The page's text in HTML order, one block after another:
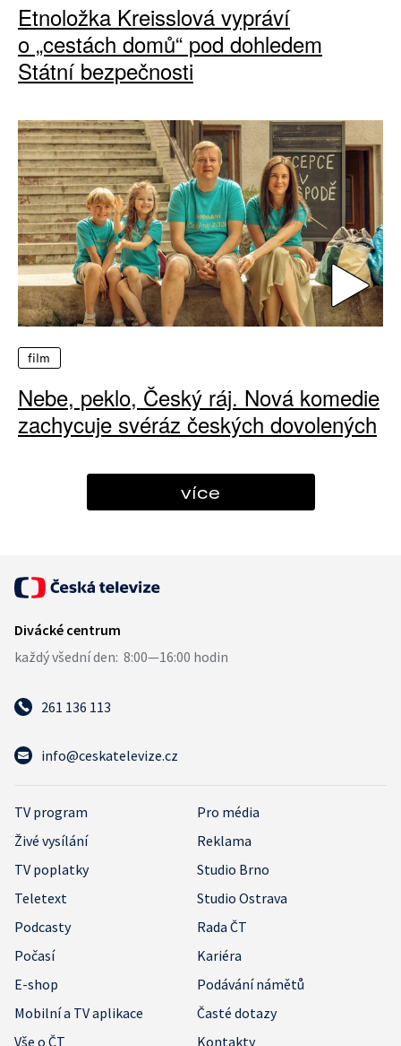
Etnoložka Kreisslová vypráví
o „cestách domů“ pod dohledem
Státní bezpečnosti
film
Nebe, peklo, Český ráj. Nová komedie
zachycuje svéráz českých dovolených
více
261 136 113
info@ceskatelevize.cz
TV program
Pro média
Živé vysílání
Reklama
TV poplatky
Studio Brno
Teletext
Studio Ostrava
Podcasty
Rada ČT
Počasí
Kariéra
E-shop
Podávání námětů
Mobilní a TV aplikace
Časté dotazy
Vše o ČT
Kontakty